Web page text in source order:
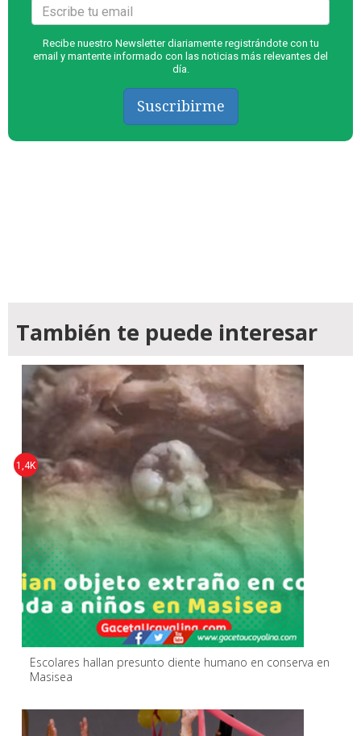
Recibe nuestro Newsletter diariamente registrándote con tu
email y mantente informado con las noticias más relevantes del
día.
Suscribirme
También te puede interesar
Escolares hallan presunto diente humano en conserva en
Masisea
1,4K